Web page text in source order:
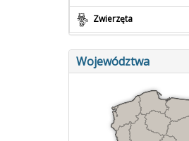
Zwierzęta
Województwa